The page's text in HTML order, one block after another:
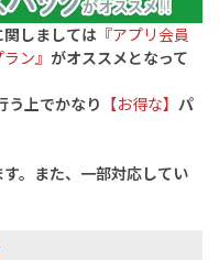
しましては 『アプリ会員
ン』 がオススメとなって
う上でかなり 【お得な】 パ
。 また、一部対応してい